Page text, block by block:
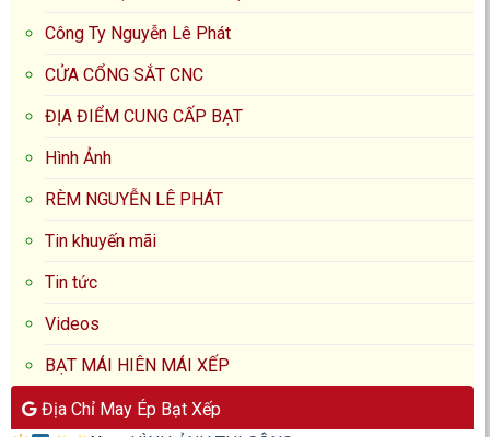
Công Ty Nguyễn Lê Phát
CỬA CỔNG SẮT CNC
ĐỊA ĐIỂM CUNG CẤP BẠT
Hình Ảnh
RÈM NGUYỄN LÊ PHÁT
Tin khuyến mãi
Tin tức
Videos
BẠT MÁI HIÊN MÁI XẾP
Địa Chỉ May Ép Bạt Xếp